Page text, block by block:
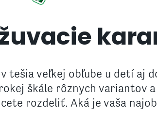
tešia veľkej obľube u detí aj
škále rôznych variantov
rozdeliť. Aká je vaša